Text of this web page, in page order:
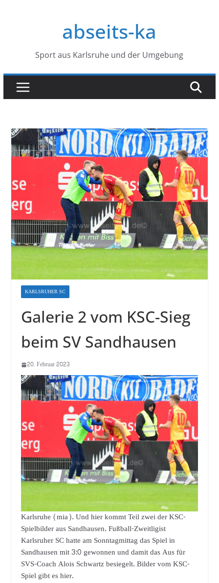
abseits-ka
Sport aus Karlsruhe und der Umgebung
KARLSRUHER SC
Galerie 2 vom KSC-Sieg
beim SV Sandhausen
20. Februar 2023
Karlsruhe (mia). Und hier kommt Teil zwei der KSC-
Spielbilder aus Sandhausen. Fußball-Zweitligist
Karlsruher SC hatte am Sonntagmittag das Spiel in
Sandhausen mit 3:0 gewonnen und damit das Aus für
SVS-Coach Alois Schwartz besiegelt. Bilder vom KSC-
Spiel gibt es hier.